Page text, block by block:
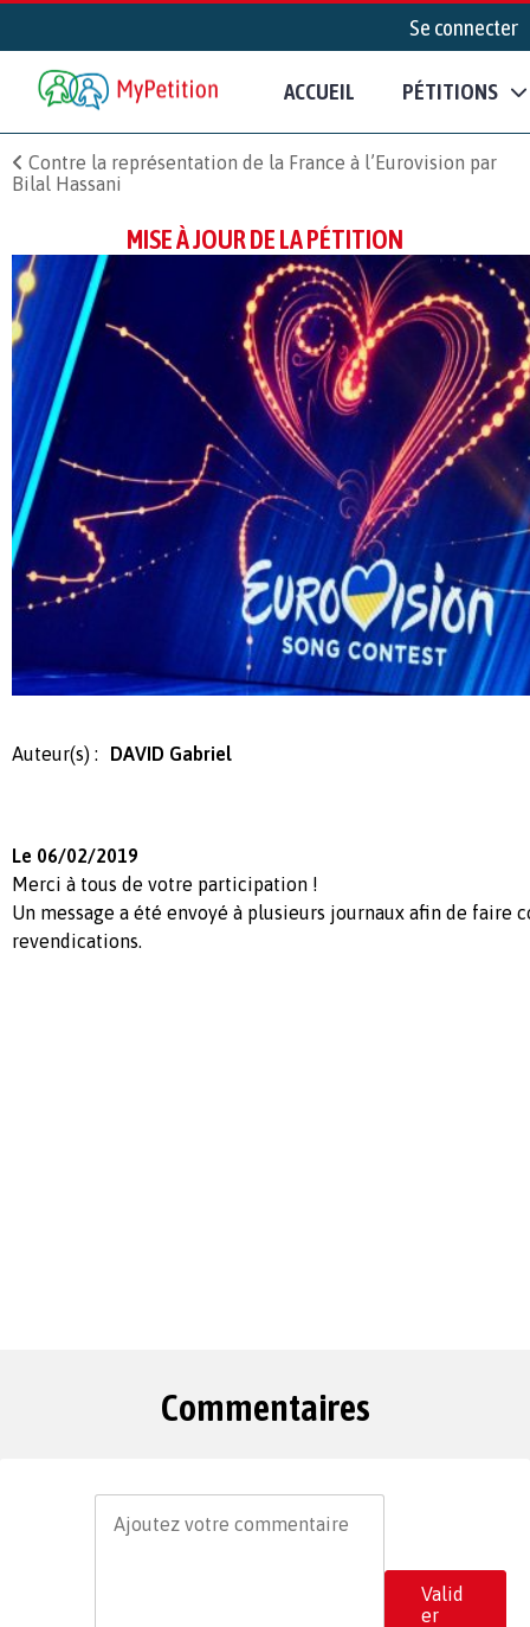
Se connecter
ACCUEIL PÉTITIONS
Contre la représentation de la France à l’Eurovision par
Bilal Hassani
MISE À JOUR DE LA PÉTITION
Auteur(s) : DAVID Gabriel
Le 06/02/2019
Merci à tous de votre participation !
Un message a été envoyé à plusieurs journaux afin de faire
revendications.
Commentaires
Valid
er